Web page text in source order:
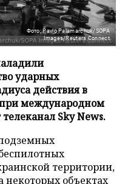
Фото: Pavlo Palamarchuk/SOPA
Images/Reuters Connect
ударных
действия в
международном
Sky News.
территории,
некоторых объектах